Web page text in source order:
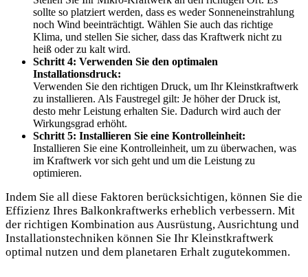
sollte so platziert werden, dass es weder Sonneneinstrahlung
noch Wind beeinträchtigt. Wählen Sie auch das richtige
Klima, und stellen Sie sicher, dass das Kraftwerk nicht zu
heiß oder zu kalt wird.
Schritt 4: Verwenden Sie den optimalen
Installationsdruck:
Verwenden Sie den richtigen Druck, um Ihr Kleinstkraftwerk
zu installieren. Als Faustregel gilt: Je höher der Druck ist,
desto mehr Leistung erhalten Sie. Dadurch wird auch der
Wirkungsgrad erhöht.
Schritt 5: Installieren Sie eine Kontrolleinheit:
Installieren Sie eine Kontrolleinheit, um zu überwachen, was
im Kraftwerk vor sich geht und um die Leistung zu
optimieren.
Indem Sie all diese Faktoren berücksichtigen, können Sie die
Effizienz Ihres Balkonkraftwerks erheblich verbessern. Mit
der richtigen Kombination aus Ausrüstung, Ausrichtung und
Installationstechniken können Sie Ihr Kleinstkraftwerk
optimal nutzen und dem planetaren Erhalt zugutekommen.